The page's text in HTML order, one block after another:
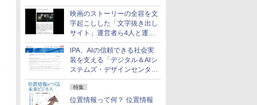
映画のストーリーの全容を文
字起こしした「文字抜き出し
サイト」運営者ら4人と運営
法人に有罪判決
IPA、AIの信頼できる社会実
装を支える「デジタル＆AIシ
ステムズ・デザインセンタ
ー」新設
特集
位置情報って何？ 位置情報